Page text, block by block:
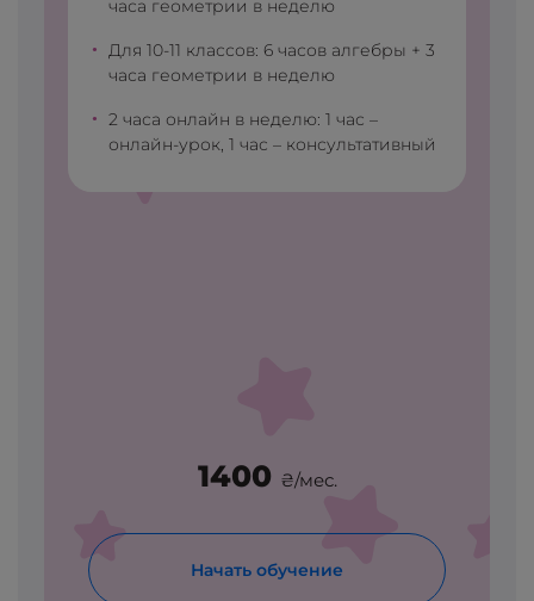
часа геометрии в неделю
• Для 10-11 классов: 6 часов алгебры + 3
часа геометрии в неделю
• 2 часа онлайн в неделю: 1 час –
онлайн-урок, 1 час – консультативный
1400 ₴/мес.
Начать обучение